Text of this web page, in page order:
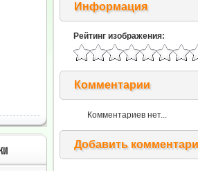
Информация
Рейтинг изображения:
Комментарии
Комментариев нет...
Добавить